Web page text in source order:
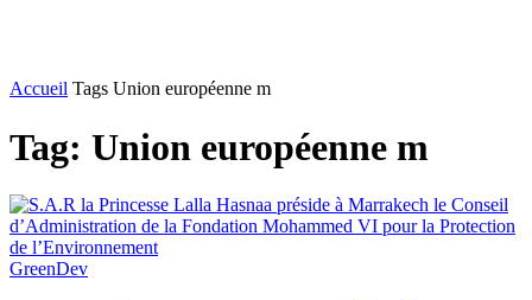
Accueil Tags Union européenne m
Tag: Union européenne m
GreenDev